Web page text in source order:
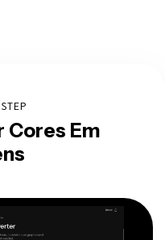
Cores Em